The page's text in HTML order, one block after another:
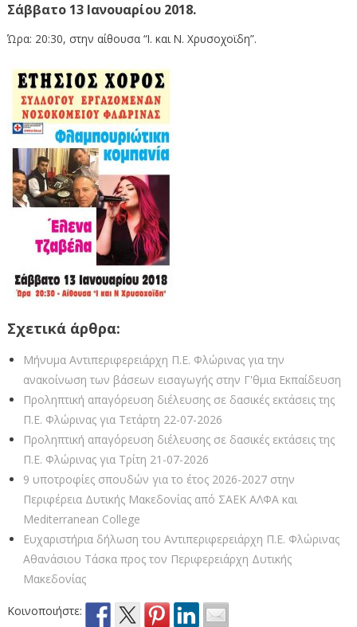
Σάββατο 13 Ιανουαρίου 2018.
Ώρα: 20:30, στην αίθουσα “Ι. και Ν. Χρυσοχοϊδη”.
Σχετικά άρθρα:
Μήνυμα Αντιπεριφερειάρχη Π.Ε. Φλώρινας για την
ανακοίνωση των βάσεων εισαγωγής στην Γ'θμια Εκπαίδευση
Προληπτική απαγόρευση διέλευσης σε δασικές εκτάσεις της
Π.Ε. Φλώρινας για Τετάρτη 22-07-2026
Προληπτική απαγόρευση διέλευσης σε δασικές εκτάσεις της
Π.Ε. Φλώρινας για Τρίτη 21-07-2026
9 υποτροφίες σπουδών για το έτος 2026-2027 στην
Περιφέρεια Δυτικής Μακεδονίας από ΣΑEK ΑΛΦΑ και
Mediterranean College
Ευχαριστήρια δήλωση του Αντιπεριφερειάρχη Π.Ε. Φλώρινας
Αθανάσιου Τάσκα προς τον Περιφερειάρχη Δυτικής
Μακεδονίας
Κοινοποιήστε: